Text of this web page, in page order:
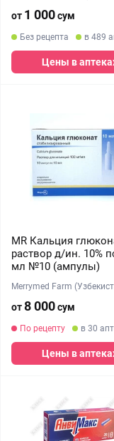
от 1 000сум
Без рецепта в 489
Цены в
MR Кальция
раствор д/ин. 10%
мл №10 (ампулы)
Merrymed Farm
от8 000сум
По рецепту в 30
Цены в